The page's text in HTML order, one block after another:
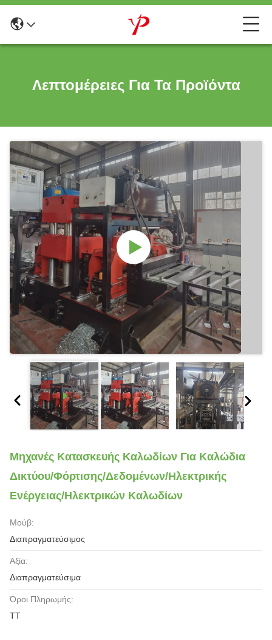
Λεπτομέρειες Για Τα Προϊόντα
Μηχανές Κατασκευής Καλωδίων Για Καλώδια
Δικτύου/φόρτισης/δεδομένων/ηλεκτρικής
Ενέργειας/ηλεκτρικών Καλωδίων
Μούβ:
Διαπραγματεύσιμος
Αξία:
Διαπραγματεύσιμα
Όροι Πληρωμής:
TT